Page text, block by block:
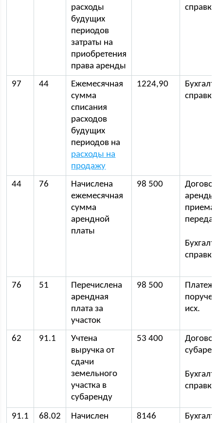
расходы
будущих
периодов
затраты на
приобретения
права аренды
справка
97 44
Ежемесячная
сумма
списания
расходов
будущих
периодов на
расходы на
продажу
1224,90
справка
44 76
Начислена
ежемесячная
сумма
арендной
платы
98 500
Договор
аренды
приема-
справка
76 51
Перечислена
арендная
плата за
участок
98 500
исх.
62 91.1
Учтена
выручка от
сдачи
земельного
участка в
субаренду
53 400
Договор
справка
91.1 68.02
Начислен
8146